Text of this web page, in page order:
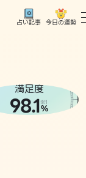
占い記事 今日の運勢
満足度
98.1※1
%